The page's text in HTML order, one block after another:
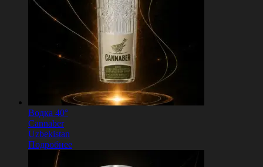
Водка 40°
Cannaber
Uzbekistan
Подробнее